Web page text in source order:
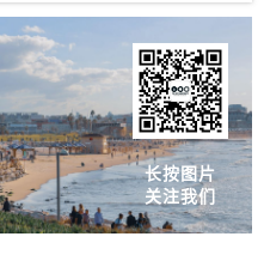
长按图片
关注我们